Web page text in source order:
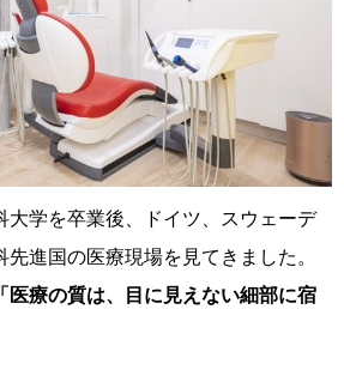
大学を卒業後、ドイツ、スウェーデ
進国の医療現場を見てきました。
「医療の質は、目に見えない細部に宿